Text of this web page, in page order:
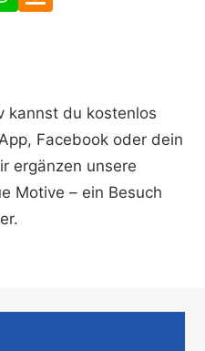
kannst du kostenlos
Facebook oder dein
ergänzen unsere
Motive – ein Besuch